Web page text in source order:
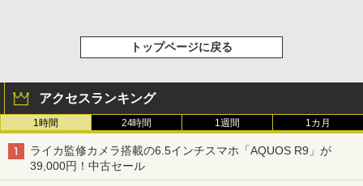
トップページに戻る
アクセスランキング
1時間 24時間 1週間 1カ月
ライカ監修カメラ搭載の6.5インチスマホ「AQUOS R9」が
39,000円！中古セール